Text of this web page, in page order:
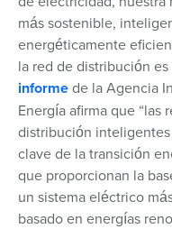
más sostenible,
energéticamente
la red de distribución
informede la Agencia
Energía afirma que “las
distribución
clave de la transición
que proporcionan la
un sistema eléctrico
basado en energías